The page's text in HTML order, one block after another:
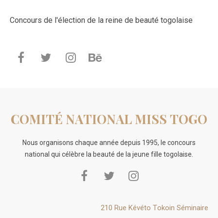
Concours de l'élection de la reine de beauté togolaise
COMITÉ NATIONAL MISS TOGO
Nous organisons chaque année depuis 1995, le concours
national qui célèbre la beauté de la jeune fille togolaise.
210 Rue Kévéto Tokoin Séminaire